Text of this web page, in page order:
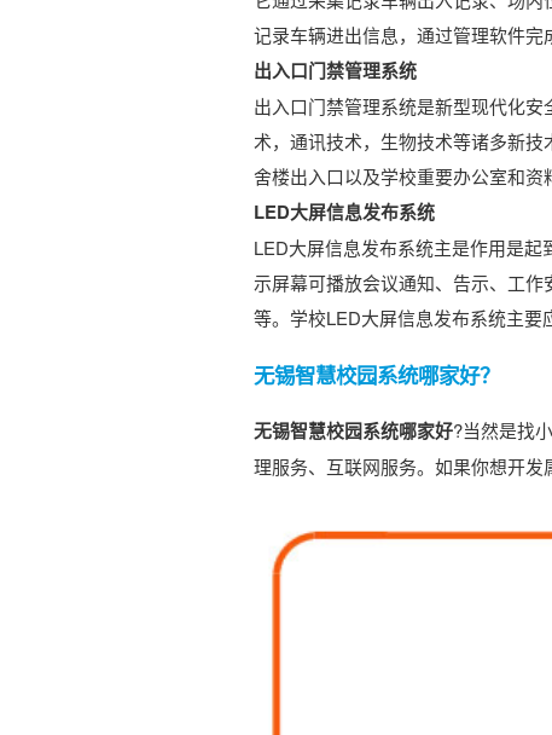
记录车辆进出信息，通过管理软件完
出入口门禁管理系统
出入口门禁管理系统是新型现代化
术，通讯技术，生物技术等诸多新
舍楼出入口以及学校重要办公室和资
LED大屏信息发布系统
LED大屏信息发布系统主是作用是
示屏幕可播放会议通知、告示、工
等。学校LED大屏信息发布系统主要
无锡智慧校园系统哪家好？
无锡智慧校园系统哪家好?当然是找
理服务、互联网服务。如果你想开